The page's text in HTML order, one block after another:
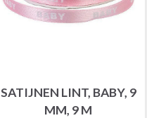
SATIJNEN LINT, BABY, 9
MM, 9 M